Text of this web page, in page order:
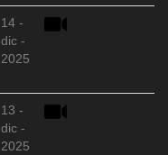
14 -
dic -
2025
13 -
dic -
2025